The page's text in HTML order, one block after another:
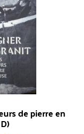
de pierre en